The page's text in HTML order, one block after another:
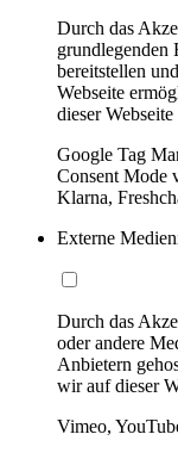
Durch das
grundlegenden
bereitstellen
Webseite
dieser
Google Tag
Consent Mode
Klarna,
Externe
Durch das
oder andere
Anbietern
wir auf dieser
Vimeo,